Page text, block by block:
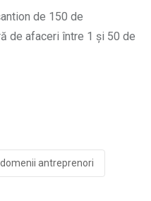
de 150 de
de afaceri între 1 și 50 de
domenii antreprenori